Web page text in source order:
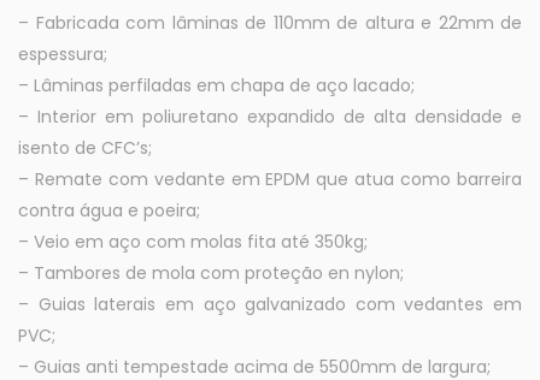
– Fabricada com lâminas de 110mm de altura e 22mm de
espessura;
– Lâminas perfiladas em chapa de aço lacado;
– Interior em poliuretano expandido de alta densidade e
isento de CFC’s;
– Remate com vedante em EPDM que atua como barreira
contra água e poeira;
– Veio em aço com molas fita até 350kg;
– Tambores de mola com proteção en nylon;
– Guias laterais em aço galvanizado com vedantes em
PVC;
– Guias anti tempestade acima de 5500mm de largura;